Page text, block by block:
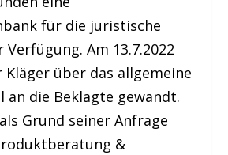
für die juristische
Verfügung. Am 13.7.2022
über das allgemeine
die Beklagte gewandt.
Grund seiner Anfrage
&